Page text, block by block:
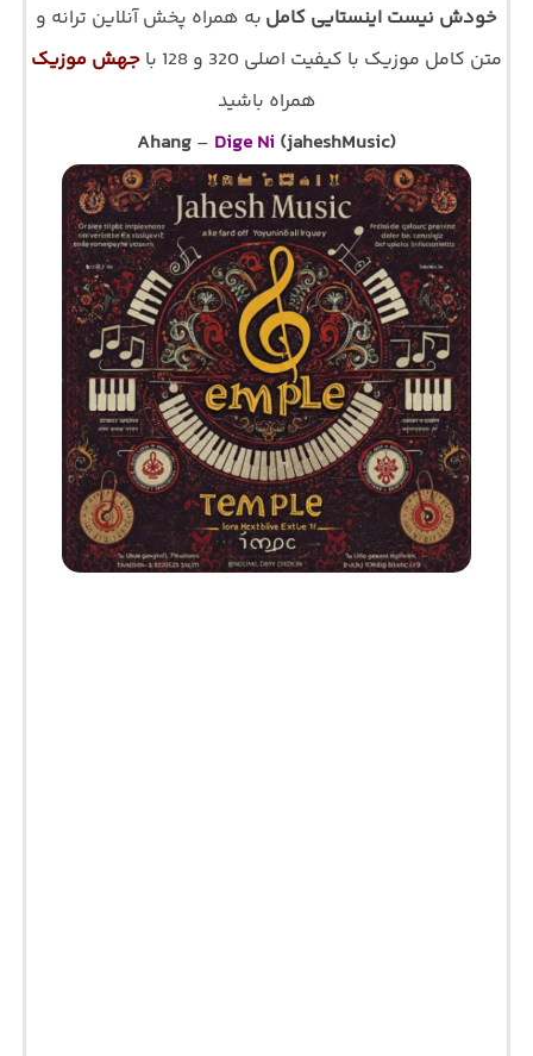
خودش نیست اینستایی کامل به همراه پخش آنلاین ترانه و
متن کامل موزیک با کیفیت اصلی 320 و 128 با
جهش موزیک
همراه باشید
Ahang – Dige Ni (jaheshMusic)